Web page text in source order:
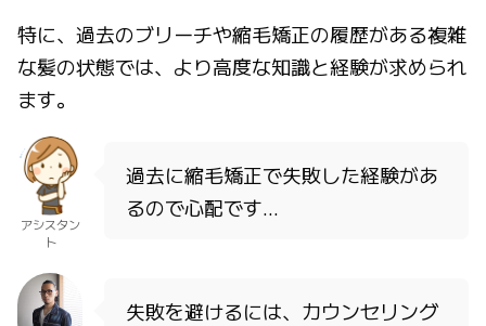
特に、過去のブリーチや縮毛矯正の履歴がある複雑
な髪の状態では、より高度な知識と経験が求められ
ます。
アシスタン
ト
過去に縮毛矯正で失敗した経験があ
るので心配です…
失敗を避けるには、カウンセリング